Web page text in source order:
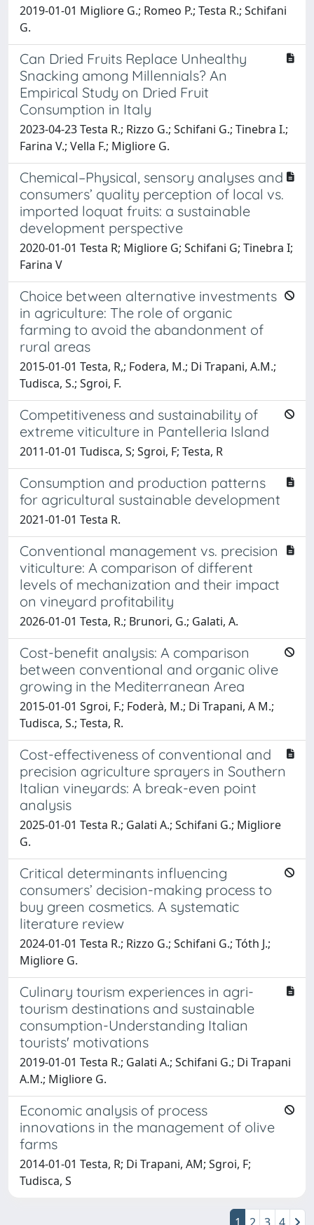
2019-01-01 Migliore G.; Romeo P.; Testa R.; Schifani
G.
Can Dried Fruits Replace Unhealthy
Snacking among Millennials? An
Empirical Study on Dried Fruit
Consumption in Italy
2023-04-23 Testa R.; Rizzo G.; Schifani G.; Tinebra I.;
Farina V.; Vella F.; Migliore G.
Chemical–Physical, sensory analyses and
consumers’ quality perception of local vs.
imported loquat fruits: a sustainable
development perspective
2020-01-01 Testa R; Migliore G; Schifani G; Tinebra I;
Farina V
Choice between alternative investments
in agriculture: The role of organic
farming to avoid the abandonment of
rural areas
2015-01-01 Testa, R,; Fodera, M.; Di Trapani, A.M.;
Tudisca, S.; Sgroi, F.
Competitiveness and sustainability of
extreme viticulture in Pantelleria Island
2011-01-01 Tudisca, S; Sgroi, F; Testa, R
Consumption and production patterns
for agricultural sustainable development
2021-01-01 Testa R.
Conventional management vs. precision
viticulture: A comparison of different
levels of mechanization and their impact
on vineyard profitability
2026-01-01 Testa, R.; Brunori, G.; Galati, A.
Cost-benefit analysis: A comparison
between conventional and organic olive
growing in the Mediterranean Area
2015-01-01 Sgroi, F.; Foderà, M.; Di Trapani, A M.;
Tudisca, S.; Testa, R.
Cost-effectiveness of conventional and
precision agriculture sprayers in Southern
Italian vineyards: A break-even point
analysis
2025-01-01 Testa R.; Galati A.; Schifani G.; Migliore
G.
Critical determinants influencing
consumers’ decision-making process to
buy green cosmetics. A systematic
literature review
2024-01-01 Testa R.; Rizzo G.; Schifani G.; Tóth J.;
Migliore G.
Culinary tourism experiences in agri-
tourism destinations and sustainable
consumption-Understanding Italian
tourists' motivations
2019-01-01 Testa R.; Galati A.; Schifani G.; Di Trapani
A.M.; Migliore G.
Economic analysis of process
innovations in the management of olive
farms
2014-01-01 Testa, R; Di Trapani, AM; Sgroi, F;
Tudisca, S